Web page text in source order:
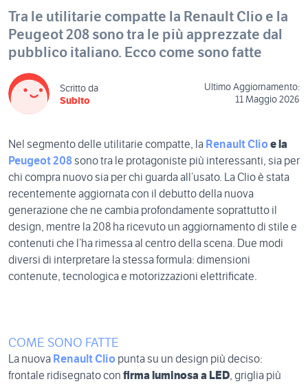
Tra le utilitarie compatte la Renault Clio e la
Peugeot 208 sono tra le più apprezzate dal
pubblico italiano. Ecco come sono fatte
Scritto da
Subito
Ultimo Aggiornamento:
11 Maggio 2026
Nel segmento delle utilitarie compatte, la Renault Clio e la
Peugeot 208sono tra le protagoniste più interessanti, sia per
chi compra nuovo sia per chi guarda all’usato. La Clio è stata
recentemente aggiornata con il debutto della nuova
generazione che ne cambia profondamente soprattutto il
design, mentre la 208 ha ricevuto un aggiornamento di stile e
contenuti che l’ha rimessa al centro della scena. Due modi
diversi di interpretare la stessa formula: dimensioni
contenute, tecnologica e motorizzazioni elettrificate.
COME SONO FATTE
La nuova Renault Clio punta su un design più deciso:
frontale ridisegnato con firma luminosa a LED , griglia più